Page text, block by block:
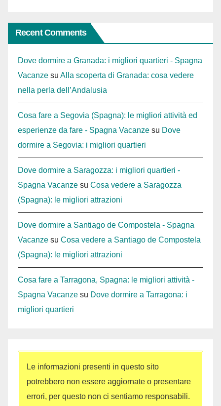
Recent Comments
Dove dormire a Granada: i migliori quartieri - Spagna
Vacanze su Alla scoperta di Granada: cosa vedere
nella perla dell’Andalusia
Cosa fare a Segovia (Spagna): le migliori attività ed
esperienze da fare - Spagna Vacanze su Dove
dormire a Segovia: i migliori quartieri
Dove dormire a Saragozza: i migliori quartieri -
Spagna Vacanze su Cosa vedere a Saragozza
(Spagna): le migliori attrazioni
Dove dormire a Santiago de Compostela - Spagna
Vacanze su Cosa vedere a Santiago de Compostela
(Spagna): le migliori attrazioni
Cosa fare a Tarragona, Spagna: le migliori attività -
Spagna Vacanze su Dove dormire a Tarragona: i
migliori quartieri
Le informazioni presenti in questo sito
potrebbero non essere aggiornate o presentare
errori, per questo non ci sentiamo responsabili.